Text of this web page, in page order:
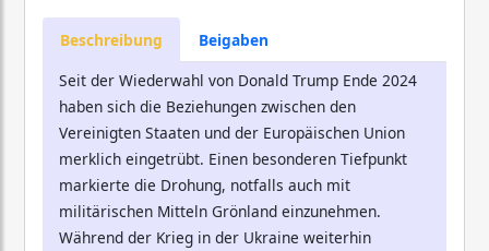
Beschreibung
Beigaben
Seit der Wiederwahl von Donald Trump Ende 2024
haben sich die Beziehungen zwischen den
Vereinigten Staaten und der Europäischen Union
merklich eingetrübt. Einen besonderen Tiefpunkt
markierte die Drohung, notfalls auch mit
militärischen Mitteln Grönland einzunehmen.
Während der Krieg in der Ukraine weiterhin